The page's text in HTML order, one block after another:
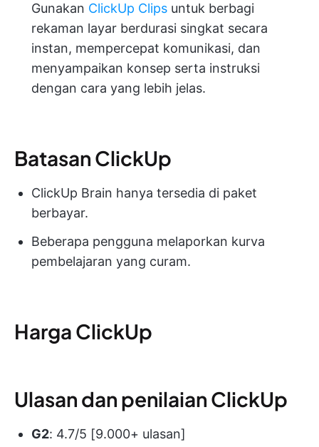
Gunakan ClickUp Clips untuk berbagi
rekaman layar berdurasi singkat secara
instan, mempercepat komunikasi, dan
menyampaikan konsep serta instruksi
dengan cara yang lebih jelas.
Batasan ClickUp
ClickUp Brain hanya tersedia di paket
berbayar.
Beberapa pengguna melaporkan kurva
pembelajaran yang curam.
Harga ClickUp
Ulasan dan penilaian ClickUp
G2: 4.7/5 [9.000+ ulasan]